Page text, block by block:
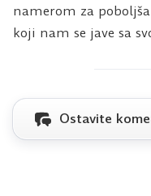
namerom za
koji nam se jave sa
Ostavite